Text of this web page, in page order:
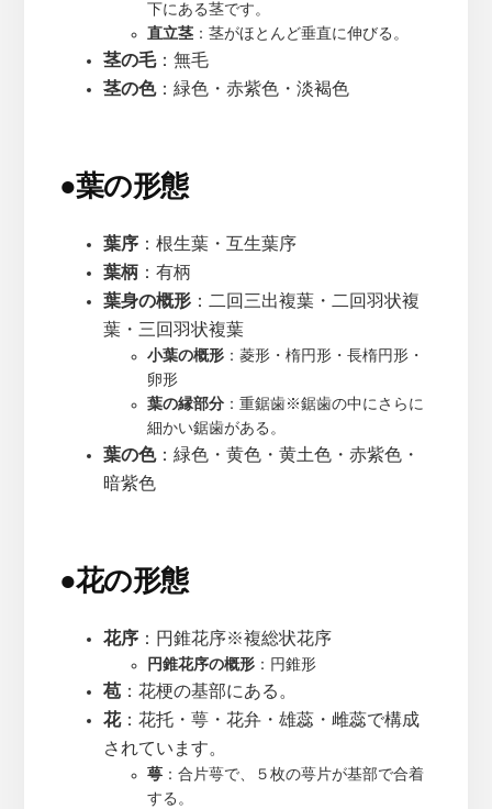
下にある茎です。
直立茎：茎がほとんど垂直に伸びる。
茎の毛：無毛
茎の色：緑色・赤紫色・淡褐色
●葉の形態
葉序：根生葉・互生葉序
葉柄 ：有柄
葉身の概形：二回三出複葉・二回羽状複
葉・三回羽状複葉
小葉の概形：菱形・楕円形・長楕円形・
卵形
葉の縁部分：重鋸歯※鋸歯の中にさらに
細かい鋸歯がある。
葉の色：緑色・黄色・黄土色・赤紫色・
暗紫色
●花の形態
花序：円錐花序※複総状花序
円錐花序の概形：円錐形
苞：花梗の基部にある。
花：花托・萼・花弁・雄蕊・雌蕊で構成
されています。
萼：合片萼で、５枚の萼片が基部で合着
する。